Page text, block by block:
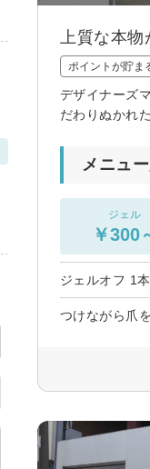
上質な本
ポイントが貯ま
デザイナーズ
だわりぬかれ
メニュ
ジェル
￥300
ジェルオフ 1本
つけながら爪